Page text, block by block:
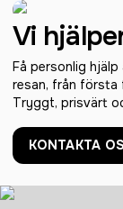
Vi
Få personlig hjälp
resan, från första
Tryggt, prisvärt
KONTAKTA